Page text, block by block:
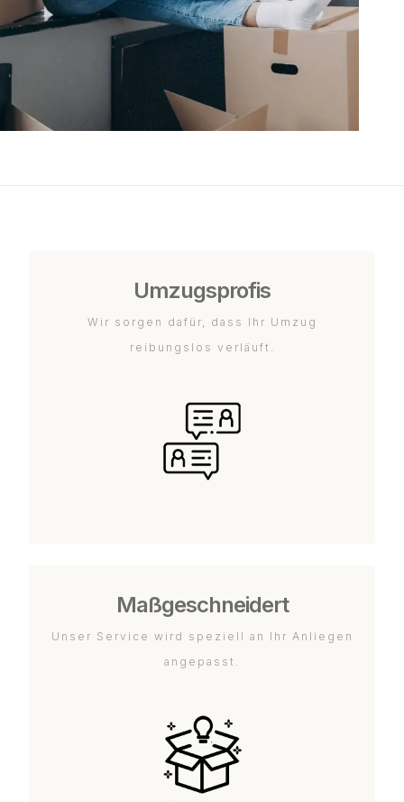
Umzugsprofis
Wir sorgen dafür, dass Ihr Umzug
reibungslos verläuft.
Maßgeschneidert
Unser Service wird speziell an Ihr Anliegen
angepasst.